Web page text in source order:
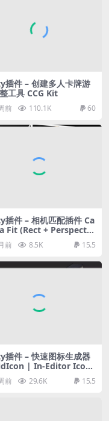
插件 – 创建多人卡牌游
工具 CCG Kit
前 110.1K 60
插件 – 相机匹配插件 Ca
Fit (Rect + Perspectiv
前 8.5K 15.5
插件 – 快速图标生成器
| In-Editor Icon
前 29.6K 15.5